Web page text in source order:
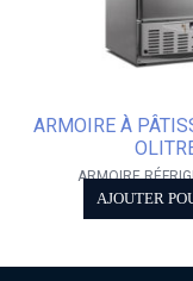
ARMOIRE À
ARMOIRE
AJOUTER